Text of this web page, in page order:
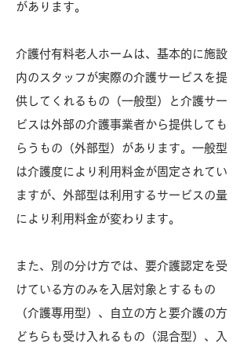
があります。
介護付有料老人ホームは、基本的に施設
内のスタッフが実際の介護サービスを提
供してくれるもの（一般型）と介護サー
ビスは外部の介護事業者から提供しても
らうもの（外部型）があります。一般型
は介護度により利用料金が固定されてい
ますが、外部型は利用するサービスの量
により利用料金が変わります。
また、別の分け方では、要介護認定を受
けている方のみを入居対象とするもの
（介護専用型）、自立の方と要介護の方
どちらも受け入れるもの（混合型）、入